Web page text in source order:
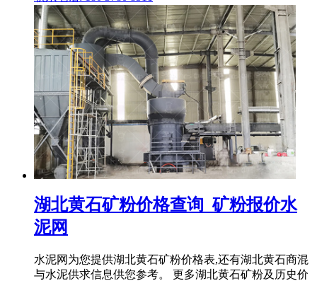
湖北黄石矿粉价格查询_矿粉报价水
泥网
水泥网为您提供湖北黄石矿粉价格表,还有湖北黄石商混
与水泥供求信息供您参考。 更多湖北黄石矿粉及历史价